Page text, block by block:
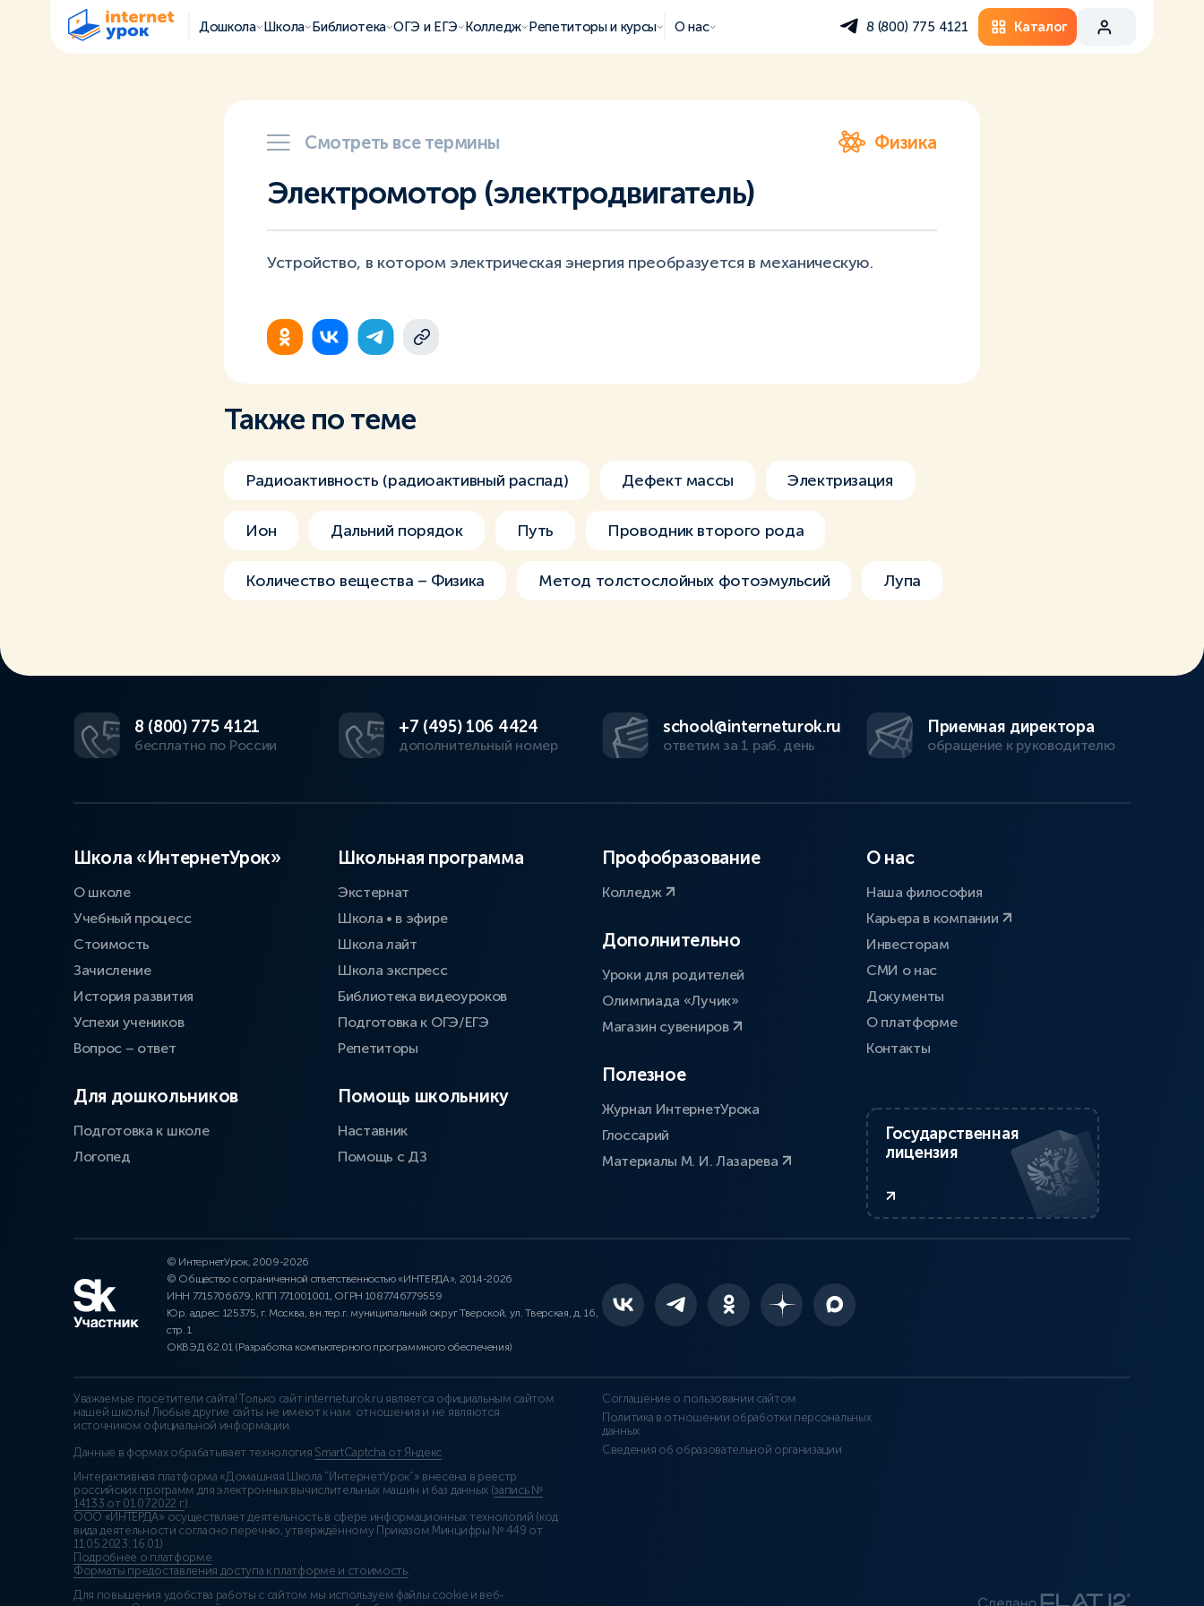
Дошкола Школа Библиотека ОГЭ и ЕГЭ Колледж Репетиторы и курсы О нас 8 (800) 775 4121 Каталог
Смотреть все термины Физика
Электромотор (электродвигатель)
Устройство, в котором электрическая энергия преобразуется в механическую.
Также по теме
Радиоактивность (радиоактивный распад) Дефект массы Электризация
Ион Дальний порядок Путь Проводник второго рода
Количество вещества – Физика Метод толстослойных фотоэмульсий Лупа
8 (800) 775 4121
бесплатно по России
+7 (495) 106 4424
дополнительный номер
school@interneturok.ru
ответим за 1 раб. день
Приемная директора
обращение к руководителю
Школа «ИнтернетУрок»
О школе
Учебный процесс
Стоимость
Зачисление
История развития
Успехи учеников
Вопрос – ответ
Для дошкольников
Подготовка к школе
Логопед
Школьная программа
Экстернат
Школа • в эфире
Школа лайт
Школа экспресс
Библиотека видеоуроков
Подготовка к ОГЭ/ЕГЭ
Репетиторы
Помощь школьнику
Наставник
Помощь с ДЗ
Профобразование
Колледж
Дополнительно
Уроки для родителей
Олимпиада «Лучик»
Магазин сувениров
Полезное
Журнал ИнтернетУрока
Глоссарий
Материалы М. И. Лазарева
О нас
Наша философия
Карьера в компании
Инвесторам
СМИ о нас
Документы
О платформе
Контакты
Государственная
лицензия
© ИнтернетУрок, 2009-2026
© Общество с ограниченной ответственностью «ИНТЕРДА», 2014-2026
ИНН 7715706679, КПП 771001001, ОГРН 1087746779559
Юр. адрес: 125375, г. Москва, вн.тер.г. муниципальный округ Тверской, ул. Тверская, д. 16,
стр. 1
ОКВЭД 62.01 (Разработка компьютерного программного обеспечения)
Уважаемые посетители сайта! Только сайт interneturok.ru является официальным сайтом
нашей школы! Любые другие сайты не имеют к нам отношения и не являются
источником официальной информации.
Данные в формах обрабатывает технология SmartCaptcha от Яндекс
Интерактивная платформа «Домашняя Школа “ИнтернетУрок”» внесена в реестр
российских программ для электронных вычислительных машин и баз данных (запись №
14133 от 01.07.2022 г.).
ООО «ИНТЕРДА» осуществляет деятельность в сфере информационных технологий (код
вида деятельности согласно перечню, утверждённому Приказом Минцифры № 449 от
11.05.2023: 16.01)
Подробнее о платформе.
Форматы предоставления доступа к платформе и стоимость.
Для повышения удобства работы с сайтом мы используем файлы cookie и веб-
Соглашение о пользовании сайтом
Политика в отношении обработки персональных
данных
Сведения об образовательной организации